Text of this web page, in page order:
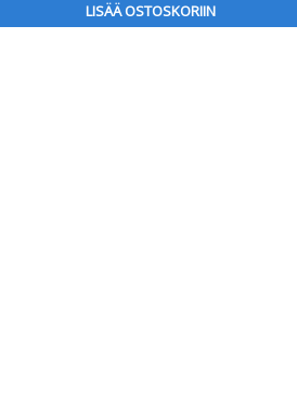
LISÄÄ OSTOSKORIIN